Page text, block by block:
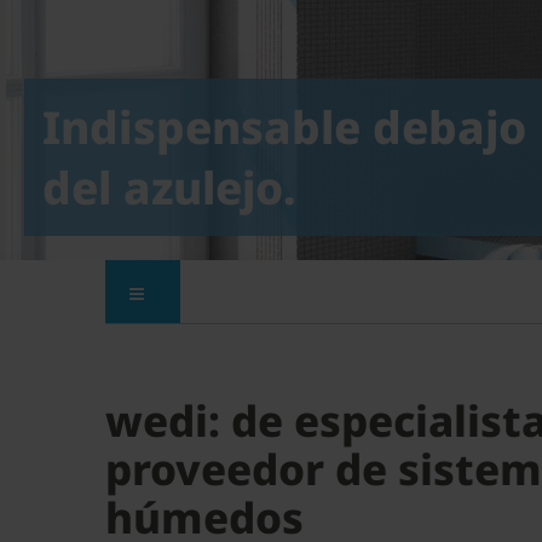
Indispensable debajo
del azulejo.
wedi: de
proveedor de
húmedos